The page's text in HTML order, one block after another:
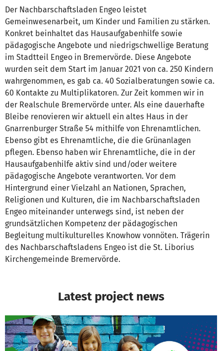
Der Nachbarschaftsladen Engeo leistet
Gemeinwesenarbeit, um Kinder und Familien zu stärken.
Konkret beinhaltet das Hausaufgabenhilfe sowie
pädagogische Angebote und niedrigschwellige Beratung
im Stadtteil Engeo in Bremervörde. Diese Angebote
wurden seit dem Start im Januar 2021 von ca. 250 Kindern
wahrgenommen, es gab ca. 40 Sozialberatungen sowie ca.
60 Kontakte zu Multiplikatoren. Zur Zeit kommen wir in
der Realschule Bremervörde unter. Als eine dauerhafte
Bleibe renovieren wir aktuell ein altes Haus in der
Gnarrenburger Straße 54 mithilfe von Ehrenamtlichen.
Ebenso gibt es Ehrenamtliche, die die Grünanlagen
pflegen. Ebenso haben wir Ehrenamtliche, die in der
Hausaufgabenhilfe aktiv sind und/oder weitere
pädagogische Angebote verantworten. Vor dem
Hintergrund einer Vielzahl an Nationen, Sprachen,
Religionen und Kulturen, die im Nachbarschaftsladen
Engeo miteinander unterwegs sind, ist neben der
grundsätzlichen Kompetenz der pädagogischen
Begleitung multikulturelles Knowhow vonnöten. Trägerin
des Nachbarschaftsladens Engeo ist die St. Liborius
Kirchengemeinde Bremervörde.
Latest project news